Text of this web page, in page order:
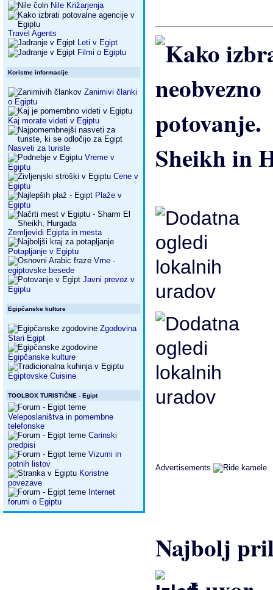
Nile Križarjenja
Travel Agents
Leti v Egipt
Filmi o Egiptu
Koristne informacije
Zanimivi članki
o Egiptu
Kaj morate videti v Egiptu
Nasveti za turiste
Vreme v
Egiptu
Cene v
Egiptu
Plaže v
Egiptu
Zemljevidi Egipta in mesta
Potapljanje v Egiptu
Vrne -
egiptovske besede
Javni prevoz v
Egiptu
Egipčanske kulture
Zgodovina
Stari Egipt
Egipčanske kulture
Egiptovske Cuisine
TOOLBOX TURISTIČNE - Egipt
Veleposlaništva in pomembne
telefonske
Carinski
predpisi
Vizumi in
potnih listov
Koristne
povezave
Internet
forumi o Egiptu
Sheikh in
Advertisements
Najbolj